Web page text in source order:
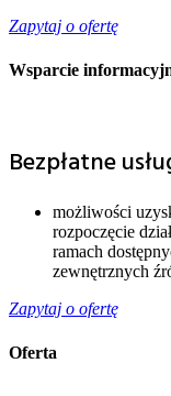
Zapytaj o ofertę
Wsparcie
Bezpłatne
możliwości
rozpoczęcie
ramach
zewnętrznych
Zapytaj o ofertę
Oferta